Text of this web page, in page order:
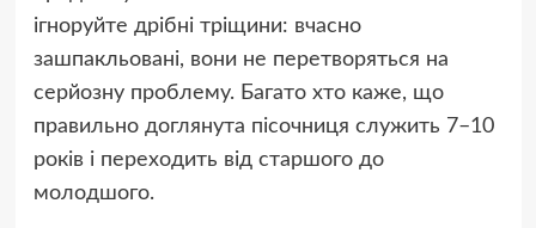
ігноруйте дрібні тріщини: вчасно
зашпакльовані, вони не перетворяться на
серйозну проблему. Багато хто каже, що
правильно доглянута пісочниця служить 7–10
років і переходить від старшого до
молодшого.